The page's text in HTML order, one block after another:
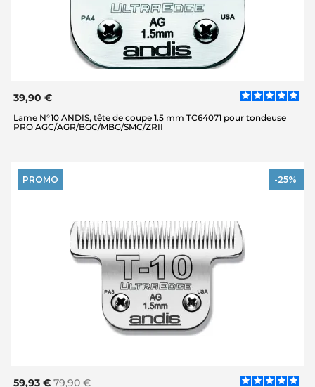
39,90 €
Lame N°10 ANDIS, tête de coupe 1.5 mm TC64071 pour tondeuse
PRO AGC/AGR/BGC/MBG/SMC/ZRII
PROMO -25%
59,93 € 79,90 €